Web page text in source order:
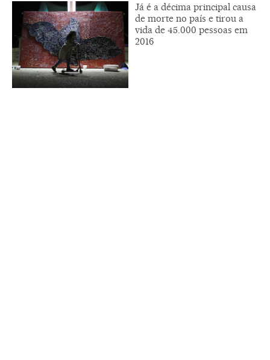
Já é a décima principal causa
de morte no país e tirou a
vida de 45.000 pessoas em
2016